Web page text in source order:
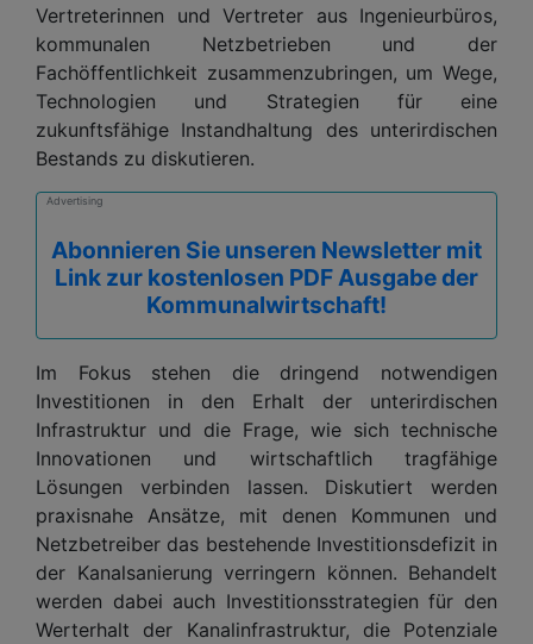
Vertreterinnen und Vertreter aus Ingenieurbüros,
kommunalen Netzbetrieben und der
Fachöffentlichkeit zusammenzubringen, um Wege,
Technologien und Strategien für eine
zukunftsfähige Instandhaltung des unterirdischen
Bestands zu diskutieren.
Advertising
Abonnieren Sie unseren Newsletter mit
Link zur kostenlosen PDF Ausgabe der
Kommunalwirtschaft!
Im Fokus stehen die dringend notwendigen
Investitionen in den Erhalt der unterirdischen
Infrastruktur und die Frage, wie sich technische
Innovationen und wirtschaftlich tragfähige
Lösungen verbinden lassen. Diskutiert werden
praxisnahe Ansätze, mit denen Kommunen und
Netzbetreiber das bestehende Investitionsdefizit in
der Kanalsanierung verringern können. Behandelt
werden dabei auch Investitionsstrategien für den
Werterhalt der Kanalinfrastruktur, die Potenziale